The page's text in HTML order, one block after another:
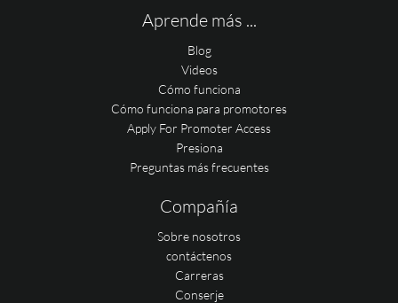
Aprende más ...
Blog
Videos
Cómo funciona
Cómo funciona para promotores
Apply For Promoter Access
Presiona
Preguntas más frecuentes
Compañía
Sobre nosotros
contáctenos
Carreras
Conserje